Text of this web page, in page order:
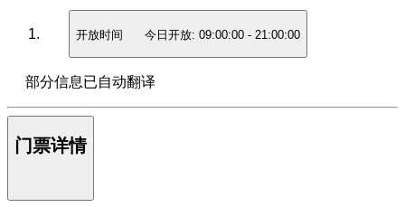
开放时间 今日开放: 09:00:00 - 21:00:00
部分信息已自动翻译
门票详情